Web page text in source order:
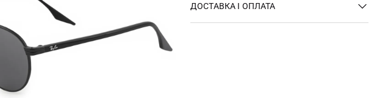
ДОСТАВКА І ОПЛАТА